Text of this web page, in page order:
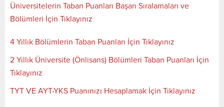
Üniversitelerin Taban Puanları Başarı Sıralamaları ve
Bölümleri İçin Tıklayınız
4 Yıllık Bölümlerin Taban Puanları İçin Tıklayınız
2 Yıllık Üniversite (Önlisans) Bölümleri Taban Puanları İçin
Tıklayınız
TYT VE AYT-YKS Puanınızı Hesaplamak İçin Tıklayınız